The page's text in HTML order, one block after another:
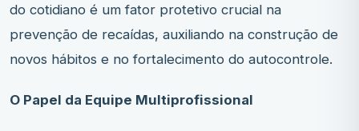
do cotidiano é um fator protetivo crucial na
prevenção de recaídas, auxiliando na construção de
novos hábitos e no fortalecimento do autocontrole.
O Papel da Equipe Multiprofissional